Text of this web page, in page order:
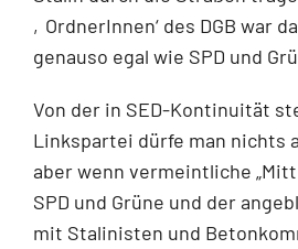
‚OrdnerInnen‘ des DGB war
genauso egal wie SPD und
Von der in SED-Kontinuität
Linkspartei dürfe man nichts
aber wenn vermeintliche
SPD und Grüne und der
mit Stalinisten und